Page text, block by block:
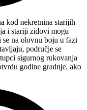
kod nekretnina starijih
i stariji zidovi mogu
na olovnu boju u fazi
područje se
sigurnog rukovanja
godine gradnje, ako